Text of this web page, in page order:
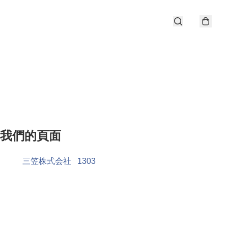
我們的頁面
三笠株式会社 1303